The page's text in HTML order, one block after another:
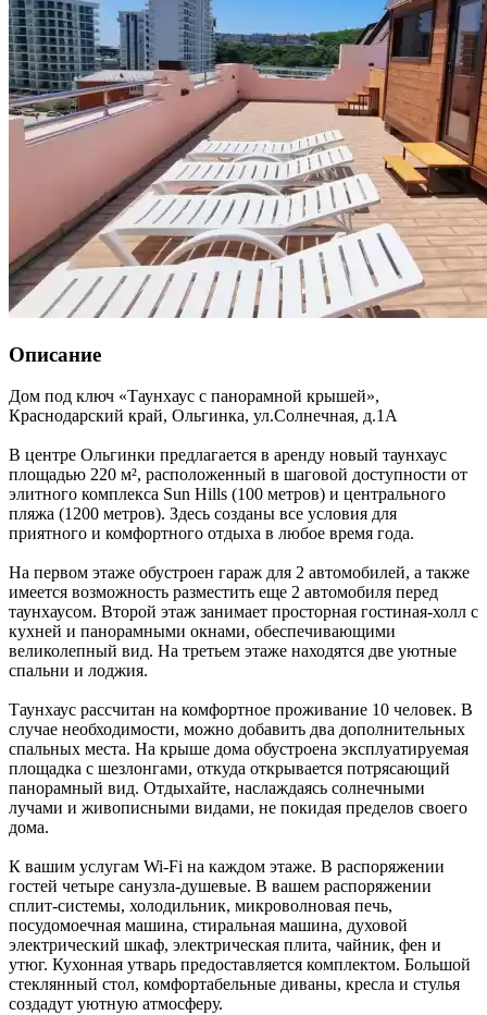
Описание
Дом под ключ «Таунхаус с панорамной крышей»,
Краснодарский край, Ольгинка, ул.Солнечная, д.1А
В центре Ольгинки предлагается в аренду новый таунхаус
площадью 220 м², расположенный в шаговой доступности от
элитного комплекса Sun Hills (100 метров) и центрального
пляжа (1200 метров). Здесь созданы все условия для
приятного и комфортного отдыха в любое время года.
На первом этаже обустроен гараж для 2 автомобилей, а также
имеется возможность разместить еще 2 автомобиля перед
таунхаусом. Второй этаж занимает просторная гостиная-холл с
кухней и панорамными окнами, обеспечивающими
великолепный вид. На третьем этаже находятся две уютные
спальни и лоджия.
Таунхаус рассчитан на комфортное проживание 10 человек. В
случае необходимости, можно добавить два дополнительных
спальных места. На крыше дома обустроена эксплуатируемая
площадка с шезлонгами, откуда открывается потрясающий
панорамный вид. Отдыхайте, наслаждаясь солнечными
лучами и живописными видами, не покидая пределов своего
дома.
К вашим услугам Wi-Fi на каждом этаже. В распоряжении
гостей четыре санузла-душевые. В вашем распоряжении
сплит-системы, холодильник, микроволновая печь,
посудомоечная машина, стиральная машина, духовой
электрический шкаф, электрическая плита, чайник, фен и
утюг. Кухонная утварь предоставляется комплектом. Большой
стеклянный стол, комфортабельные диваны, кресла и стулья
создадут уютную атмосферу.